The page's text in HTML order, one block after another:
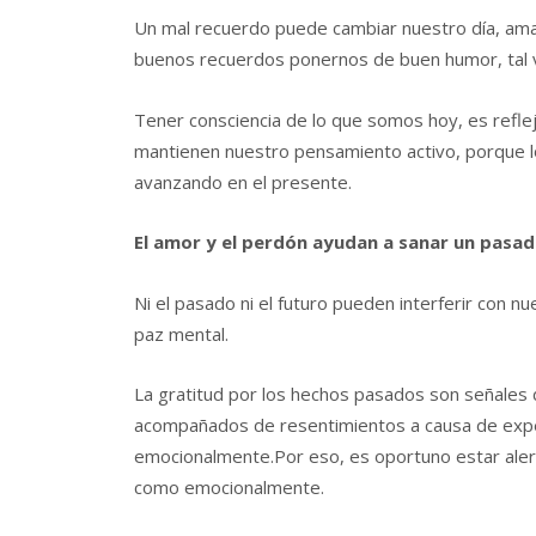
Un mal recuerdo puede cambiar nuestro día,
buenos recuerdos ponernos de buen humor,
Tener consciencia de lo que somos hoy, es
mantienen nuestro pensamiento activo, porque
avanzando en el presente.
El amor y el perdón ayudan a sanar un
Ni el pasado ni el futuro pueden interferir con
paz mental.
La gratitud por los hechos pasados son
acompañados de resentimientos a causa de
emocionalmente.Por eso, es oportuno estar
como emocionalmente.